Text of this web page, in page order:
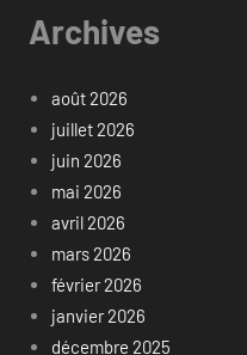
Archives
août 2026
juillet 2026
juin 2026
mai 2026
avril 2026
mars 2026
février 2026
janvier 2026
décembre 2025